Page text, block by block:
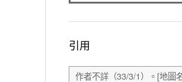
引用